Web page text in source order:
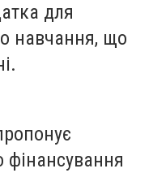
для
навчання, що
фінансування